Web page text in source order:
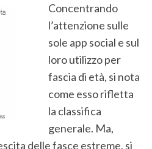
Concentrando
l’attenzione sulle
sole app social e sul
loro utilizzo per
fascia di età, si nota
come esso rifletta
la classifica
generale. Ma,
delle fasce estreme, si